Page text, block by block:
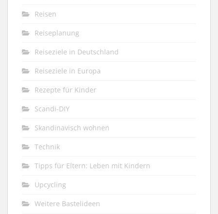
Reisen
Reiseplanung
Reiseziele in Deutschland
Reiseziele in Europa
Rezepte für Kinder
Scandi-DIY
Skandinavisch wohnen
Technik
Tipps für Eltern: Leben mit Kindern
Upcycling
Weitere Bastelideen